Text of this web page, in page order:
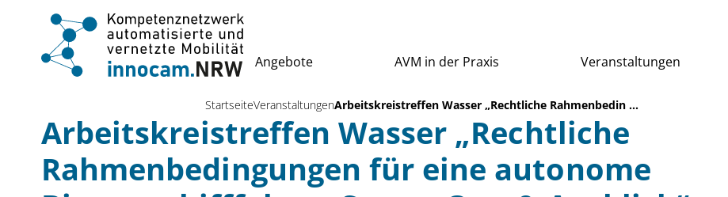
Angebote AVM in der Praxis Veranstaltungen
StartseiteVeranstaltungenArbeitskreistreffen Wasser „Rechtliche Rahmenbedin ...
Arbeitskreistreffen Wasser „Rechtliche
Rahmenbedingungen für eine autonome